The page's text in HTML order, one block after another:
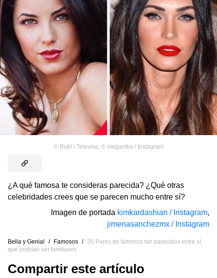
© Rubí / Televisa, © meganfox / Instagram
¿A qué famosa te consideras parecida? ¿Qué otras
celebridades crees que se parecen mucho entre sí?
Imagen de portada kimkardashian / Instagram,
jimenasanchezmx / Instagram
Bella y Genial / Famosos / 20 Pares de famosos tan parecidos entre sí
que podrían ser familiares
Compartir este artículo